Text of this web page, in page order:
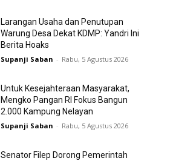
Larangan Usaha dan Penutupan
Warung Desa Dekat KDMP: Yandri Ini
Berita Hoaks
Supanji Saban - Rabu, 5 Agustus 2026
Untuk Kesejahteraan Masyarakat,
Mengko Pangan RI Fokus Bangun
2.000 Kampung Nelayan
Supanji Saban - Rabu, 5 Agustus 2026
Senator Filep Dorong Pemerintah